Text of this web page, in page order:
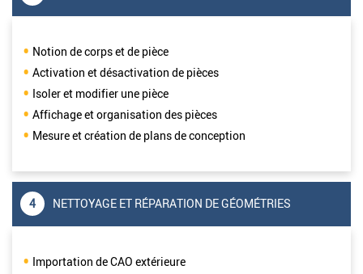
Notion de corps et de pièce
Activation et désactivation de pièces
Isoler et modifier une pièce
Affichage et organisation des pièces
Mesure et création de plans de conception
4 NETTOYAGE ET RÉPARATION DE GÉOMÉTRIES
Importation de CAO extérieure